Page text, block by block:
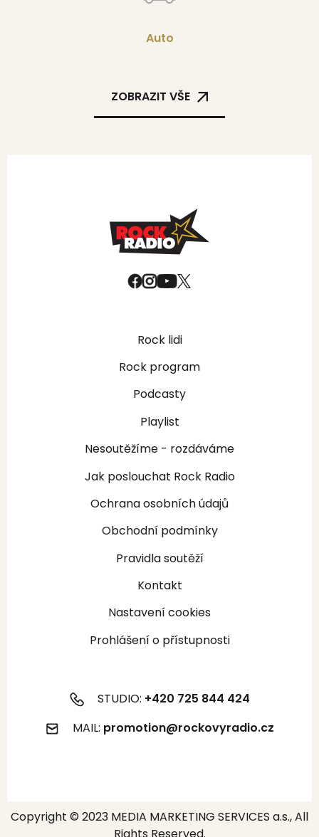
Auto
ZOBRAZIT VŠE
Rock lidi
Rock program
Podcasty
Playlist
Nesoutěžíme - rozdáváme
Jak poslouchat Rock Radio
Ochrana osobních údajů
Obchodní podmínky
Pravidla soutěží
Kontakt
Nastavení cookies
Prohlášení o přístupnosti
STUDIO: +420 725 844 424
MAIL: promotion@rockovyradio.cz
Copyright © 2023 MEDIA MARKETING SERVICES a.s., All